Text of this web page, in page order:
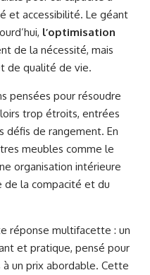
et accessibilité. Le géant
l’optimisation
de la nécessité, mais
de qualité de vie.
pensées pour résoudre
trop étroits, entrées
défis de rangement. En
meubles comme le
organisation intérieure
de la compacité et du
réponse multifacette : un
et pratique, pensé pour
un prix abordable. Cette